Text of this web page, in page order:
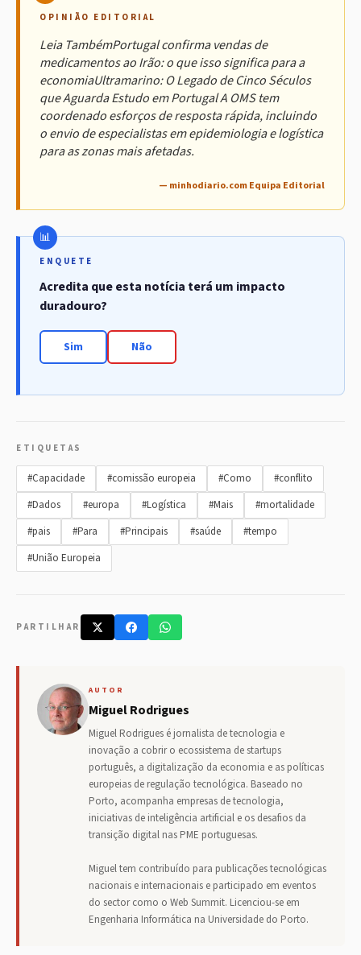
OPINIÃO EDITORIAL
Leia TambémPortugal confirma vendas de
medicamentos ao Irão: o que isso significa para a
economiaUltramarino: O Legado de Cinco Séculos
que Aguarda Estudo em Portugal A OMS tem
coordenado esforços de resposta rápida, incluindo
o envio de especialistas em epidemiologia e logística
para as zonas mais afetadas.
— minhodiario.com Equipa Editorial
ENQUETE
Acredita que esta notícia terá um impacto
duradouro?
Sim Não
ETIQUETAS
#Capacidade #comissão europeia #Como
#conflito
#Dados
#europa #Logística #Mais
#mortalidade
#pais
#Para #Principais #saúde
#tempo
#União Europeia
PARTILHAR
AUTOR
Miguel Rodrigues
Miguel Rodrigues é jornalista de tecnologia e
inovação a cobrir o ecossistema de startups
português, a digitalização da economia e as políticas
europeias de regulação tecnológica. Baseado no
Porto, acompanha empresas de tecnologia,
iniciativas de inteligência artificial e os desafios da
transição digital nas PME portuguesas.
Miguel tem contribuído para publicações tecnológicas
nacionais e internacionais e participado em eventos
do sector como o Web Summit. Licenciou-se em
Engenharia Informática na Universidade do Porto.